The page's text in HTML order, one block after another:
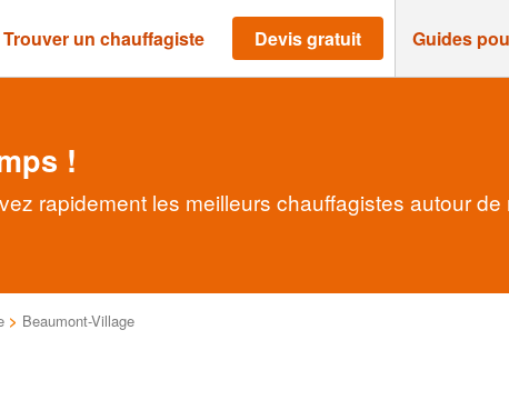
Trouver un chauffagiste Devis gratuit Guides
!
rapidement les meilleurs chauffagistes autour de
> Beaumont-Village